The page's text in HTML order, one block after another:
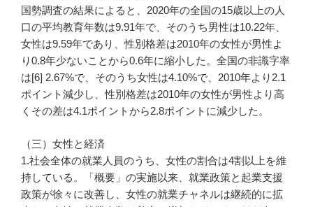
国勢調査の結果によると、2020年の全国の15歳以上の人
口の平均教育年数は9.91年で、そのうち男性は10.22年、
女性は9.59年であり、性別格差は2010年の女性が男性よ
り0.8年少ないことから0.6年に縮小した。全国の非識字率
は[6] 2.67%で、そのうち女性は4.10%で、2010年より2.1
ポイント減少し、性別格差は2010年の女性が男性より高
くその差は4.1ポイントから2.8ポイントに減少した。
（三）女性と経済
1.社会全体の就業人員のうち、女性の割合は4割以上を維
持している。「概要」の実施以来、就業政策と起業支援
政策が徐々に改善し、女性の就業チャネルは継続的に拡